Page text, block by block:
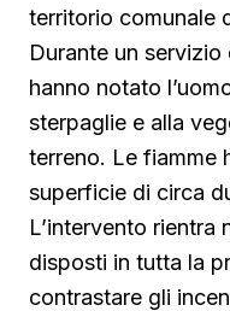
territorio comunale
Durante un
hanno notato
sterpaglie e alla
terreno. Le fiamme
superficie di circa
L’intervento rientra
disposti in tutta la
contrastare gli